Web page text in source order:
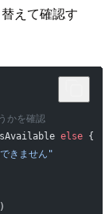
えて確認す
かを確認
else {
ません"